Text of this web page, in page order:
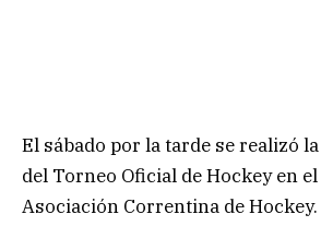
El sábado por la tarde se realizó
del Torneo Oficial de Hockey en
Asociación Correntina de Hockey.